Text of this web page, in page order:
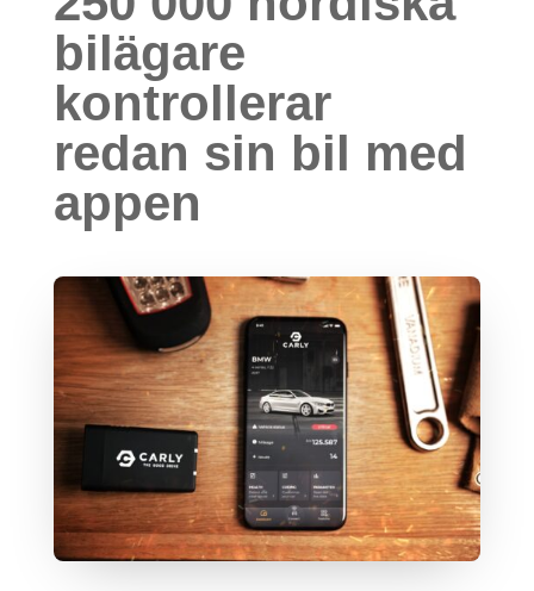
bilägare
kontrollerar
redan sin bil med
appen